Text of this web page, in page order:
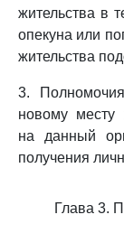
жительства в
опекуна или
жительства
3.
новому месту
на данный
получения
Глава